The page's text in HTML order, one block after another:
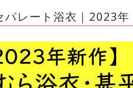
パレート浴衣｜2023年